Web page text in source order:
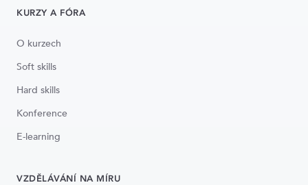
KURZY A FÓRA
O kurzech
Soft skills
Hard skills
Konference
E-learning
VZDĚLÁVÁNÍ NA MÍRU